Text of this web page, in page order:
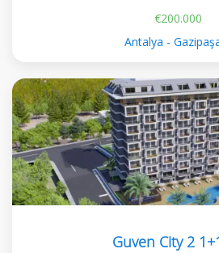
€200.000
Antalya -
Guven City 2